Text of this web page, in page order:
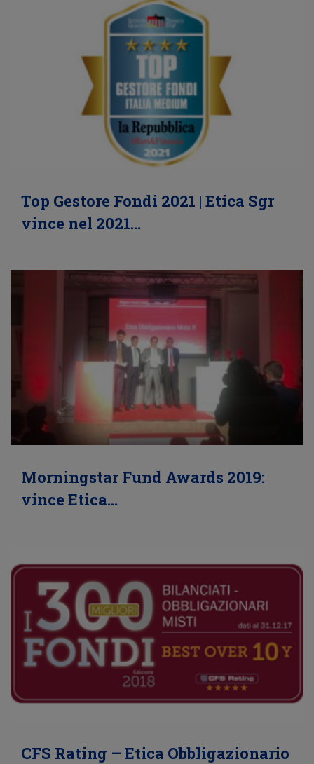
Top Gestore Fondi 2021 | Etica Sgr
vince nel 2021…
Morningstar Fund Awards 2019:
vince Etica…
CFS Rating – Etica Obbligazionario